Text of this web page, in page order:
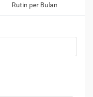
Rutin per Bulan